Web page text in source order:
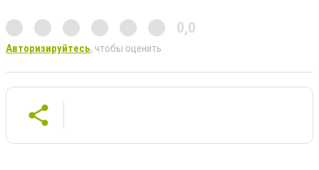
0,0
Авторизируйтесь, чтобы оценить